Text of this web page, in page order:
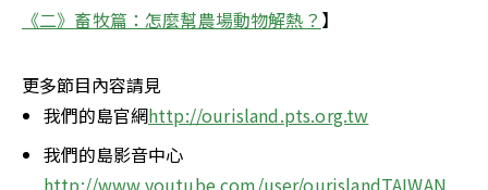
《二》畜牧篇：怎麼幫農場動物解熱？ 】
更多節目內容請見
我們的島官網http://ourisland.pts.org.tw
我們的島影音中心
http://www.youtube.com/user/ourislandTAIWAN